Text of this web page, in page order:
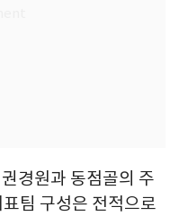
경원과 동점골의 주
팀 구성은 전적으로